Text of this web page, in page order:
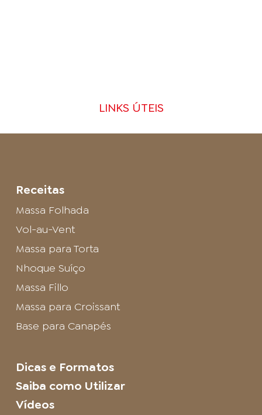
LINKS ÚTEIS
Receitas
Massa Folhada
Vol-au-Vent
Massa para Torta
Nhoque Suíço
Massa Fillo
Massa para Croissant
Base para Canapés
Dicas e Formatos
Saiba como Utilizar
Vídeos